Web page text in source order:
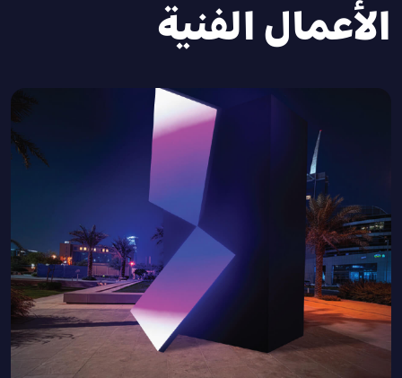
الأعمال الفنية